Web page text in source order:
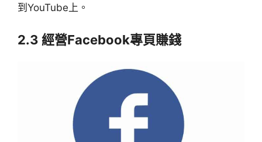
到YouTube上。
2.3 經營Facebook專頁賺錢